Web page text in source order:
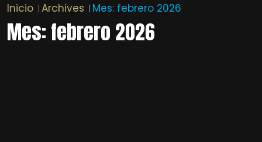
Inicio Archives Mes: febrero 2026
Mes:febrero 2026